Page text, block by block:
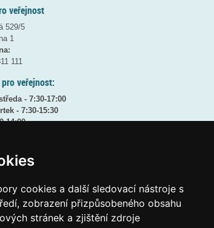
cookies a další sledovací nástroje s
zobrazení přizpůsobeného obsahu
stránek a zjištění zdroje
veřejnost
529/5
1
111
veřejnost:
- 7:30-17:00
- 7:30-15:30
14:00
ZDE)
govcz
vidaawt